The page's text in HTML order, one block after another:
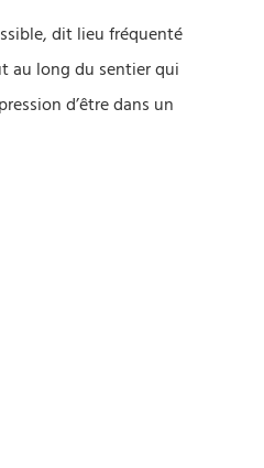
dit lieu fréquenté
au long du sentier qui
d’être dans un